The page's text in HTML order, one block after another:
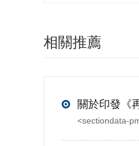
相關推薦